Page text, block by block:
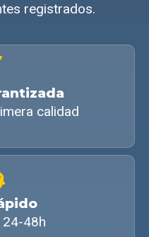
registrados.
calidad
24-48h